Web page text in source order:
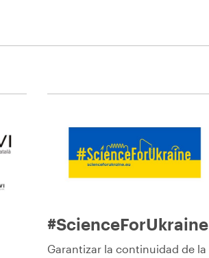
#ScienceForUkraine
Garantizar la continuidad de la